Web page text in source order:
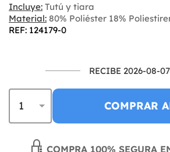
Incluye: Tutú y tiara
Material: 80% Poliéster 18%
REF: 124179-0
RECIBE 2026-08-07
COMPRAR
COMPRA 100% SEGURA